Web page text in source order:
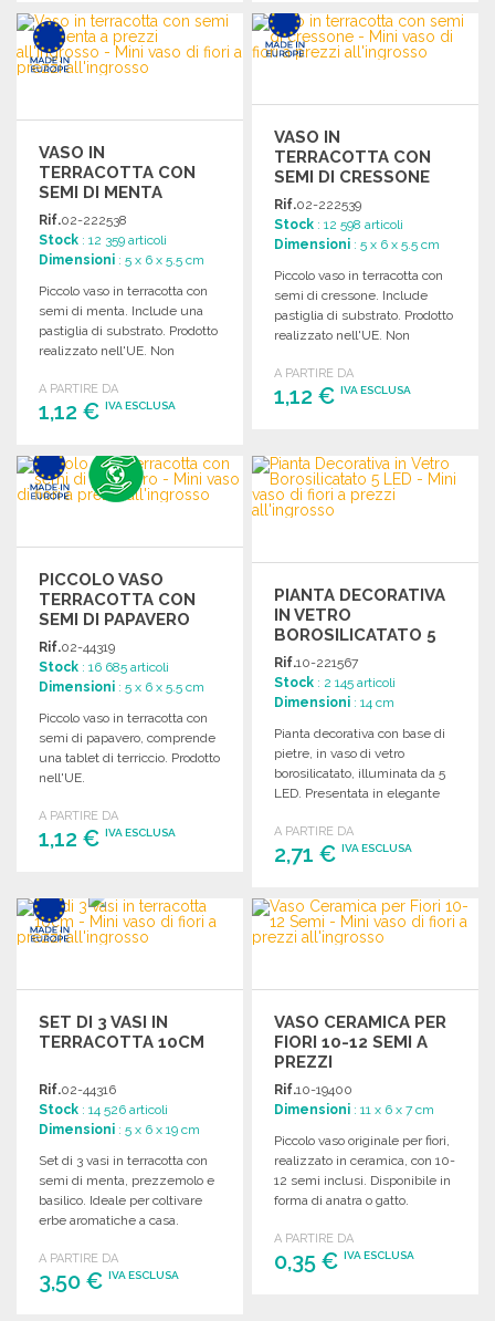
ORDINARE
Richiedi un preventivo
ORDINARE
Richiedi un preventivo
VASO IN
TERRACOTTA CON
SEMI DI MENTA
Rif.02-222538
Stock : 12 359 articoli
Dimensioni : 5 x 6 x 5.5 cm
Piccolo vaso in terracotta con
semi di menta. Include una
pastiglia di substrato. Prodotto
realizzato nell'UE. Non
A PARTIRE DA
1,12 € IVA ESCLUSA
ORDINARE
Richiedi un preventivo
VASO IN
TERRACOTTA CON
SEMI DI CRESSONE
Rif.02-222539
Stock : 12 598 articoli
Dimensioni : 5 x 6 x 5.5 cm
Piccolo vaso in terracotta con
semi di cressone. Include
pastiglia di substrato. Prodotto
realizzato nell'UE. Non
A PARTIRE DA
1,12 € IVA ESCLUSA
Richiedi un preventivo
PICCOLO VASO
TERRACOTTA CON
SEMI DI PAPAVERO
Rif.02-44319
Stock : 16 685 articoli
Dimensioni : 5 x 6 x 5.5 cm
Piccolo vaso in terracotta con
semi di papavero, comprende
una tablet di terriccio. Prodotto
nell'UE.
A PARTIRE DA
1,12 € IVA ESCLUSA
Richiedi un preventivo
PIANTA DECORATIVA
IN VETRO
BOROSILICATATO 5
LED
Rif.10-221567
Stock : 2 145 articoli
Dimensioni : 14 cm
Pianta decorativa con base di
pietre, in vaso di vetro
borosilicatato, illuminata da 5
LED. Presentata in elegante
A PARTIRE DA
2,71 € IVA ESCLUSA
ORDINARE
Richiedi un preventivo
SET DI 3 VASI IN
TERRACOTTA 10CM
Rif.02-44316
Stock : 14 526 articoli
Dimensioni : 5 x 6 x 19 cm
Set di 3 vasi in terracotta con
semi di menta, prezzemolo e
basilico. Ideale per coltivare
erbe aromatiche a casa.
A PARTIRE DA
3,50 € IVA ESCLUSA
VASO CERAMICA PER
FIORI 10-12 SEMI A
PREZZI
ALL'INGROSSO
Rif.10-19400
Dimensioni : 11 x 6 x 7 cm
Piccolo vaso originale per fiori,
realizzato in ceramica, con 10-
12 semi inclusi. Disponibile in
forma di anatra o gatto.
A PARTIRE DA
0,35 € IVA ESCLUSA